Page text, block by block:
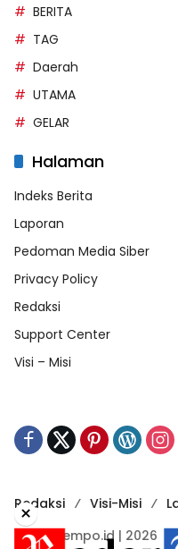
BERITA
TAG
Daerah
UTAMA
GELAR
Halaman
Indeks Berita
Laporan
Pedoman Media Siber
Privacy Policy
Redaksi
Support Center
Visi – Misi
Redaksi Visi-Misi
RadarTempo.id | 2026
×